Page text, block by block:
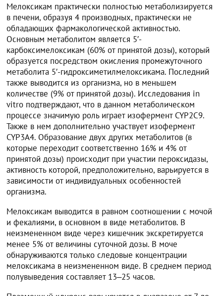
Мелоксикам практически полностью метаболизируется
в печени, образуя 4 производных, практически не
обладающих фармакологической активностью.
Основным метаболитом является 5′-
карбоксимелоксикам (60% от принятой дозы), который
образуется посредством окисления промежуточного
метаболита 5′-гидроксиметилмелоксикама. Последний
также выводится из организма, но в меньшем
количестве (9% от принятой дозы). Исследования in
vitro подтверждают, что в данном метаболическом
процессе значимую роль играет изофермент CYP2C9.
Также в нем дополнительно участвует изофермент
CYP3A4. Образование двух других метаболитов (в
которые переходит соответственно 16% и 4% от
принятой дозы) происходит при участии пероксидазы,
активность которой, предположительно, варьируется в
зависимости от индивидуальных особенностей
организма.
Мелоксикам выводится в равном соотношении с мочой
и фекалиями, в основном в виде метаболитов. В
неизмененном виде через кишечник экскретируется
менее 5% от величины суточной дозы. В моче
обнаруживаются только следовые концентрации
мелоксикама в неизмененном виде. В среднем период
полувыведения составляет 13‒25 часов.